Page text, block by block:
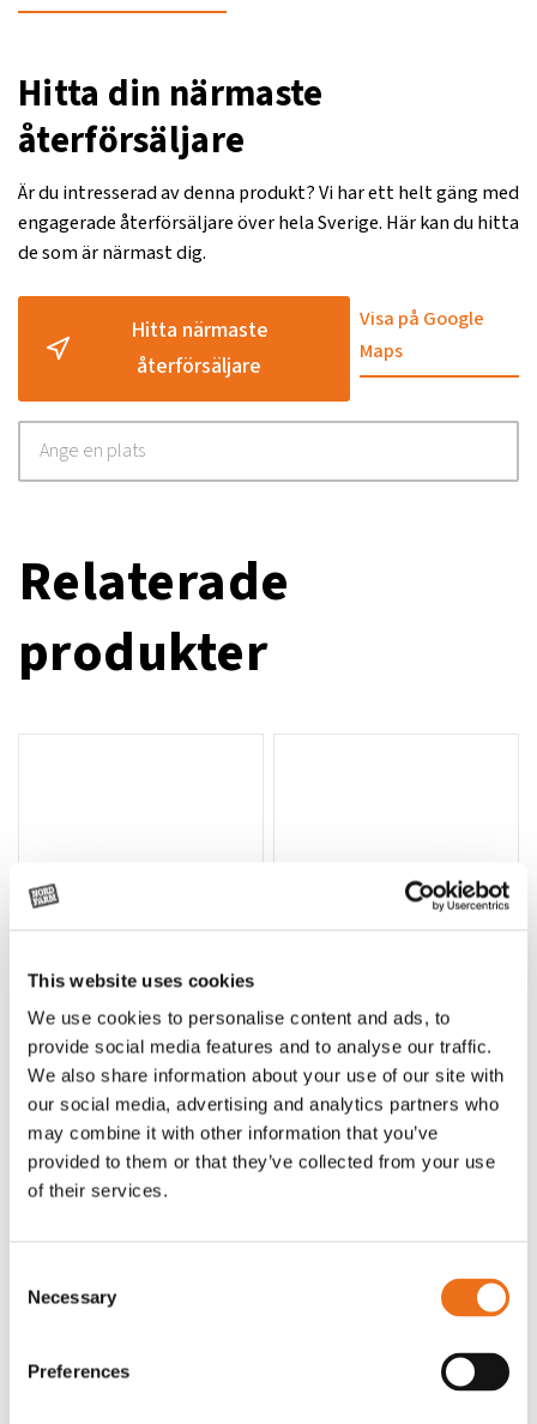
This website uses cookies
We use cookies to personalise content and ads, to
provide social media features and to analyse our traffic.
We also share information about your use of our site with
our social media, advertising and analytics partners who
may combine it with other information that you’ve
provided to them or that they’ve collected from your use
of their services.
Selection
Necessary
Preferences
Hitta din närmaste
återförsäljare
Är du intresserad av denna produkt? Vi har ett helt gäng med
engagerade återförsäljare över hela Sverige. Här kan du hitta
de som är närmast dig.
Hitta närmaste
återförsäljare
Visa på Google
Maps
Relaterade
produkter
Lägg till i varukorg
Rotor, komplett med slagor
OR80013456G
(ex. moms)
Grön truckknapp
A00220
kr (ex. moms)